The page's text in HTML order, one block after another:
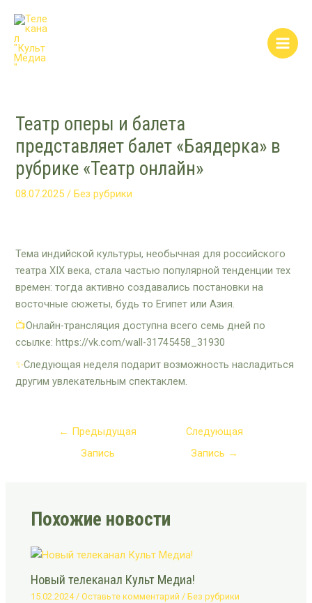
содержимому
Театр оперы и балета
представляет балет «Баядерка» в
рубрике «Театр онлайн»
08.07.2025/Без рубрики
Тема индийской культуры, необычная для российского
театра XIX века, стала частью популярной тенденции тех
времен: тогда активно создавались постановки на
восточные сюжеты, будь то Египет или Азия.
📺Онлайн-трансляция доступна всего семь дней по
ссылке: https://vk.com/wall-31745458_31930
✨Следующая неделя подарит возможность насладиться
другим увлекательным спектаклем.
navigation
← Предыдущая
Запись
Следующая
Запись →
Похожие новости
Новый телеканал Культ Медиа!
15.02.2024/Оставьте комментарий /Без рубрики